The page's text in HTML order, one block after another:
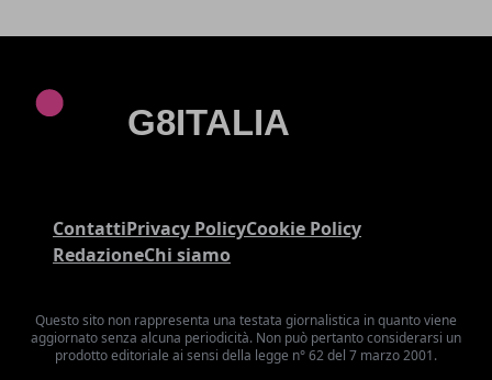
ContattiPrivacy PolicyCookie Policy
RedazioneChi siamo
Questo sito non rappresenta una testata giornalistica in quanto viene
aggiornato senza alcuna periodicità. Non può pertanto considerarsi un
prodotto editoriale ai sensi della legge n° 62 del 7 marzo 2001.